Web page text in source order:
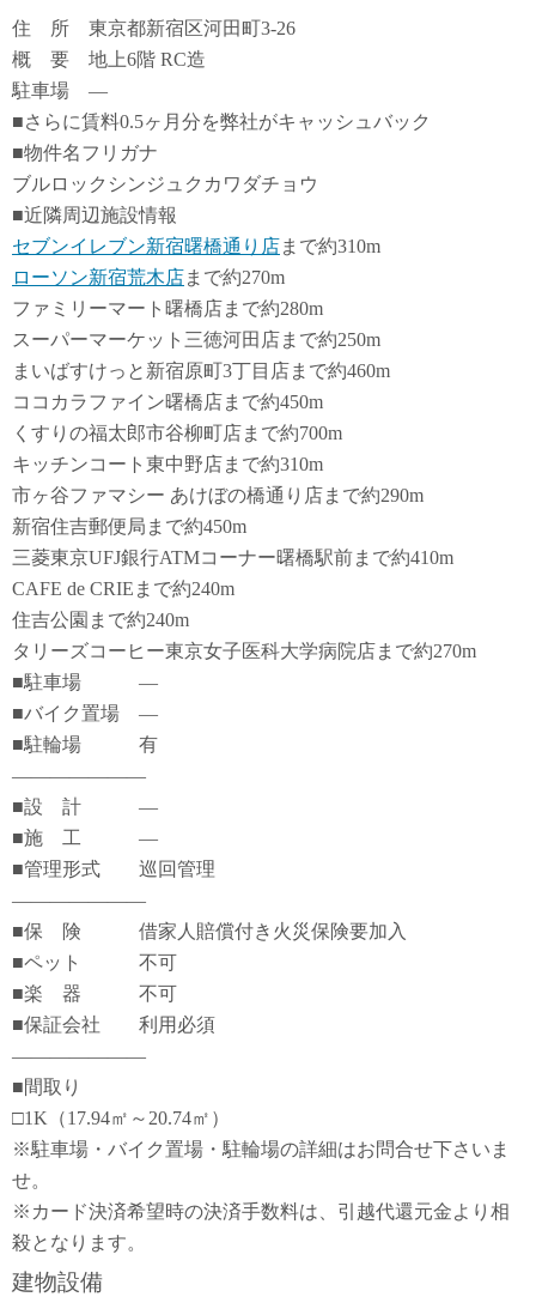
住 所 東京都新宿区河田町3-26
概 要 地上6階 RC造
駐車場 ―
■さらに賃料0.5ヶ月分を弊社がキャッシュバック
■物件名フリガナ
ブルロックシンジュクカワダチョウ
■近隣周辺施設情報
セブンイレブン新宿曙橋通り店まで約310m
ローソン新宿荒木店まで約270m
ファミリーマート曙橋店まで約280m
スーパーマーケット三徳河田店まで約250m
まいばすけっと新宿原町3丁目店まで約460m
ココカラファイン曙橋店まで約450m
くすりの福太郎市谷柳町店まで約700m
キッチンコート東中野店まで約310m
市ヶ谷ファマシー あけぼの橋通り店まで約290m
新宿住吉郵便局まで約450m
三菱東京UFJ銀行ATMコーナー曙橋駅前まで約410m
CAFE de CRIEまで約240m
住吉公園まで約240m
タリーズコーヒー東京女子医科大学病院店まで約270m
■駐車場 ―
■バイク置場 ―
■駐輪場 有
―――――――
■設 計 ―
■施 工 ―
■管理形式 巡回管理
―――――――
■保 険 借家人賠償付き火災保険要加入
■ペット 不可
■楽 器 不可
■保証会社 利用必須
―――――――
■間取り
□1K（17.94㎡～20.74㎡）
※駐車場・バイク置場・駐輪場の詳細はお問合せ下さいま
せ。
※カード決済希望時の決済手数料は、引越代還元金より相
殺となります。
建物設備